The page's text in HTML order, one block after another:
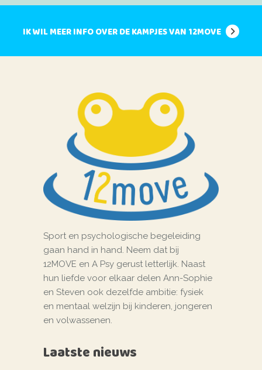
IK WIL MEER INFO OVER DE KAMPJES VAN 12MOVE
Sport en psychologische begeleiding
gaan hand in hand. Neem dat bij
12MOVE en A Psy gerust letterlijk. Naast
hun liefde voor elkaar delen Ann-Sophie
en Steven ook dezelfde ambitie: fysiek
en mentaal welzijn bij kinderen, jongeren
en volwassenen.
Laatste nieuws